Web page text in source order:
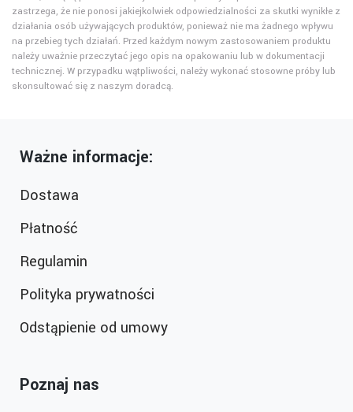
zastrzega, że nie ponosi jakiejkolwiek odpowiedzialności za skutki wynikłe z
działania osób używających produktów, ponieważ nie ma żadnego wpływu
na przebieg tych działań. Przed każdym nowym zastosowaniem produktu
należy uważnie przeczytać jego opis na opakowaniu lub w dokumentacji
technicznej. W przypadku wątpliwości, należy wykonać stosowne próby lub
skonsultować się z naszym doradcą.
Ważne informacje:
Dostawa
Płatność
Regulamin
Polityka prywatności
Odstąpienie od umowy
Poznaj nas